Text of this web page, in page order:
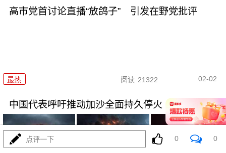
高市党首讨论直播“放鸽子” 引发在野党批评
最热 阅读 21322 02-02
中国代表呼吁推动加沙全面持久停火
点评一下 0 0